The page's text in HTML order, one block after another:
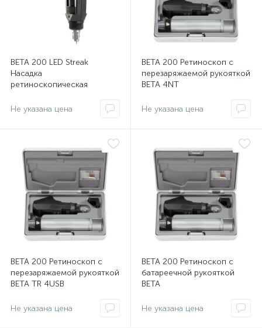
ВЕТА 200 LED Streak
Насадка
ретиноскопическая
Не указана цена
ВЕТА 200 Ретиноскоп с
перезаряжаемой рукояткой
BETA 4NT
Не указана цена
ВЕТА 200 Ретиноскоп с
перезаряжаемой рукояткой
BETA ТR 4USB
Не указана цена
ВЕТА 200 Ретиноскоп с
батареечной рукояткой
BETA
Не указана цена